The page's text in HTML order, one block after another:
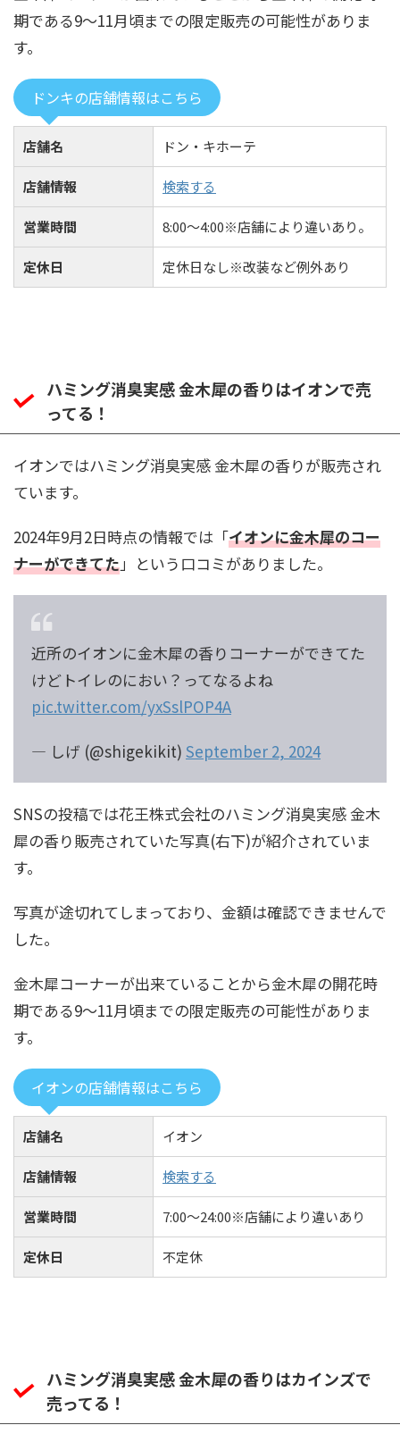
期である9～11月頃までの限定販売の可能性がありま
す。
ドンキの店舗情報はこちら
店舗名 ドン・キホーテ
店舗情報 検索する
営業時間 8:00～4:00※店舗により違いあり。
定休日 定休日なし※改装など例外あり
ハミング消臭実感 金木犀の香りはイオンで売
ってる！
イオンではハミング消臭実感 金木犀の香りが販売され
ています。
2024年9月2日時点の情報では「イオンに金木犀のコー
ナーができてた」という口コミがありました。
近所のイオンに金木犀の香りコーナーができてた
けどトイレのにおい？ってなるよね
pic.twitter.com/yxSslPOP4A
— しげ (@shigekikit) September 2, 2024
SNSの投稿では花王株式会社のハミング消臭実感 金木
犀の香り販売されていた写真(右下)が紹介されていま
す。
写真が途切れてしまっており、金額は確認できませんで
した。
金木犀コーナーが出来ていることから金木犀の開花時
期である9～11月頃までの限定販売の可能性がありま
す。
イオンの店舗情報はこちら
店舗名 イオン
店舗情報 検索する
営業時間 7:00～24:00※店舗により違いあり
定休日 不定休
ハミング消臭実感 金木犀の香りはカインズで
売ってる！